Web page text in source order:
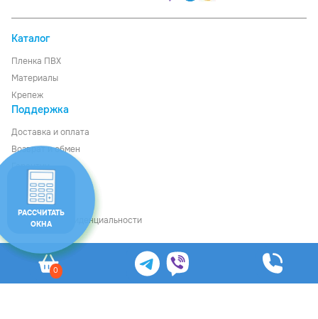
Каталог
Пленка ПВХ
Материалы
Крепеж
Поддержка
Доставка иоплата
Возврат и обмен
О компании
Контакты
Политика конфиденциальности
Рассчитать стоимость
0
РАССЧИТАТЬ
ОКНА